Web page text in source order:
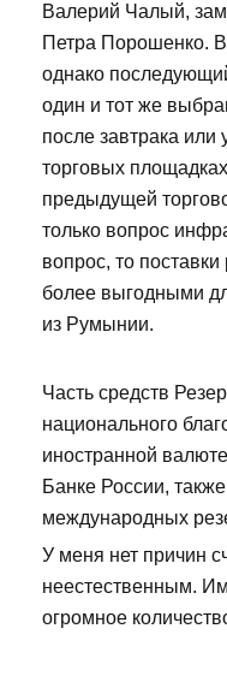
Валерий Чалый,
Петра Порошенко.
однако
один и тот же
после завтрака
торговых
предыдущей
только вопрос
вопрос, то
более выгодными
из Румынии.
Часть средств
национального
иностранной
Банке России,
международных
У меня нет причин
неестественным.
огромное